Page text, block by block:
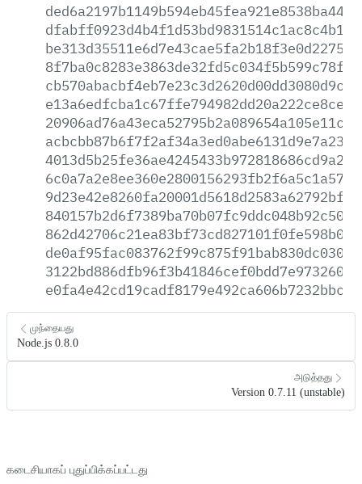
முந்தையது
Node.js 0.8.0
அடுத்தது
Version 0.7.11 (unstable)
கடைசியாகப் புதுப்பிக்கப்பட்டது